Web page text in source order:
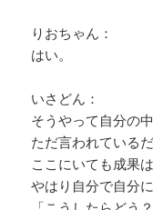
りおちゃん：
はい。
いさどん：
そうやって自分の
ただ言われているだ
ここにいても成果
やはり自分で自分